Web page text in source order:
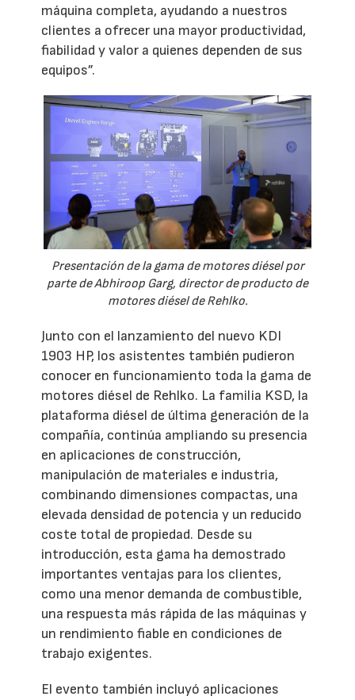
máquina completa, ayudando a nuestros
clientes a ofrecer una mayor productividad,
fiabilidad y valor a quienes dependen de sus
equipos”.
Presentación de la gama de motores diésel por
parte de Abhiroop Garg, director de producto de
motores diésel de Rehlko.
Junto con el lanzamiento del nuevo KDI
1903 HP, los asistentes también pudieron
conocer en funcionamiento toda la gama de
motores diésel de Rehlko. La familia KSD, la
plataforma diésel de última generación de la
compañía, continúa ampliando su presencia
en aplicaciones de construcción,
manipulación de materiales e industria,
combinando dimensiones compactas, una
elevada densidad de potencia y un reducido
coste total de propiedad. Desde su
introducción, esta gama ha demostrado
importantes ventajas para los clientes,
como una menor demanda de combustible,
una respuesta más rápida de las máquinas y
un rendimiento fiable en condiciones de
trabajo exigentes.
El evento también incluyó aplicaciones